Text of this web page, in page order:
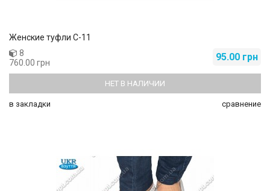
Женские туфли C-11
95.00 грн
8
760.00 грн
НЕТ В НАЛИЧИИ
в закладки сравнение